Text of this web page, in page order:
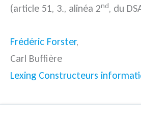
(article 51, 3., alinéa 2nd, du
Frédéric Forster,
Carl Buffière
Lexing Constructeurs